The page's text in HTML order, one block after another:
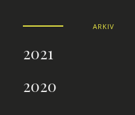
ARKIV
2021
2020